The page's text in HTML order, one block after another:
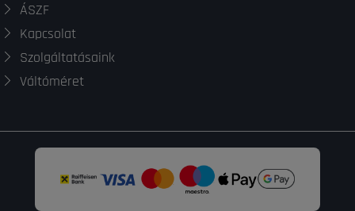
ÁSZF
Kapcsolat
Szolgáltatásaink
Váltóméret